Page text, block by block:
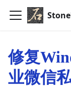
修复
业微信